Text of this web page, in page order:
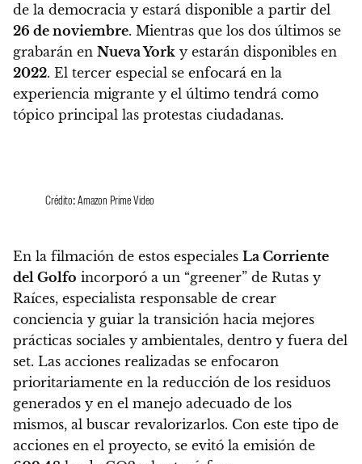
de la democracia y estará disponible a partir del
26 de noviembre. Mientras que los dos últimos se
grabarán en Nueva York y estarán disponibles en
2022. El tercer especial se enfocará en la
experiencia migrante y el último tendrá como
tópico principal las protestas ciudadanas.
Crédito: Amazon Prime Video
En la filmación de estos especiales La Corriente
del Golfo incorporó a un “greener” de Rutas y
Raíces, especialista responsable de crear
conciencia y guiar la transición hacia mejores
prácticas sociales y ambientales, dentro y fuera del
set. Las acciones realizadas se enfocaron
prioritariamente en la reducción de los residuos
generados y en el manejo adecuado de los
mismos, al buscar revalorizarlos. Con este tipo de
acciones en el proyecto, se evitó la emisión de